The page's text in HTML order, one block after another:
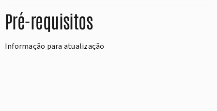
Pré-requisitos
Informação para atualização